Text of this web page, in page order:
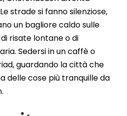
strade si fanno silenziose,
un bagliore caldo sulle
risate lontane o di
Sedersi in un caffè o
guardando la città che
delle cose più tranquille da